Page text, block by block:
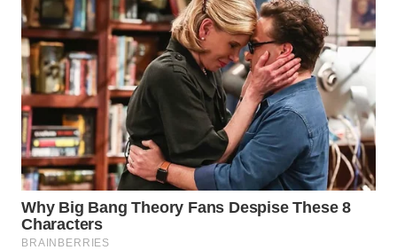
WN
NATUNA
WN
BINTAN
WN
MANDALIKA
WN